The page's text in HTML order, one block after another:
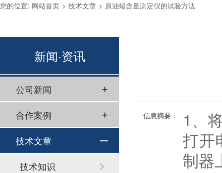
您的位置: 网站首页 > 技术文章 > 原油蜡含量测定仪的试验方法
信息摘要：
1、
打开
制器
新闻·资讯
公司新闻
合作案例
技术文章
技术知识